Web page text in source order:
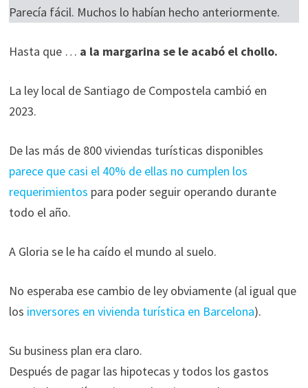
Parecía fácil. Muchos lo habían hecho anteriormente.
Hasta que … a la margarina se le acabó el chollo.
La ley local de Santiago de Compostela cambió en
2023.
De las más de 800 viviendas turísticas disponibles
parece que casi el 40% de ellas no cumplen los
requerimientos para poder seguir operando durante
todo el año.
A Gloria se le ha caído el mundo al suelo.
No esperaba ese cambio de ley obviamente (al igual que
los inversores en vivienda turística en Barcelona).
Su business plan era claro.
Después de pagar las hipotecas y todos los gastos